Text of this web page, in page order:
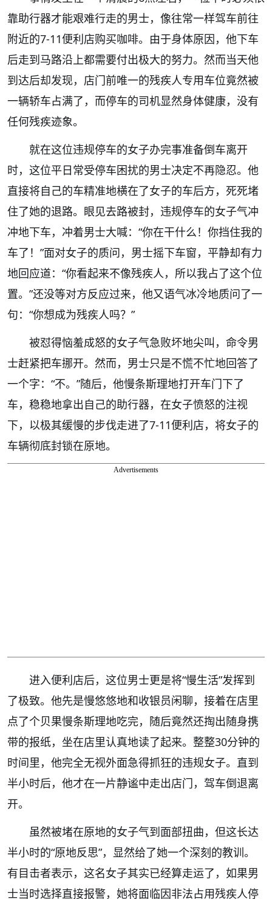
靠助行器才能艰难行走的男士，像往常一样驾车前往
附近的7-11便利店购买咖啡。由于身体原因，他下车
后走到马路沿上都需要付出极大的努力。然而当天他
到达后却发现，店门前唯一的残疾人专用车位竟然被
一辆轿车占满了，而停车的司机显然身体健康，没有
任何残疾迹象。
就在这位违规停车的女子办完事准备倒车离开
时，这位平日常受停车困扰的男士决定不再隐忍。他
直接将自己的车精准地横在了女子的车后方，死死堵
住了她的退路。眼见去路被封，违规停车的女子气冲
冲地下车，冲着男士大喊：“你在干什么！你挡住我的
车了！”面对女子的质问，男士摇下车窗，平静却有力
地回应道：“你看起来不像残疾人，所以我占了这个位
置。”还没等对方反应过来，他又语气冰冷地质问了一
句：“你想成为残疾人吗？”
被怼得恼羞成怒的女子气急败坏地尖叫，命令男
士赶紧把车挪开。然而，男士只是不慌不忙地回答了
一个字：“不。”随后，他慢条斯理地打开车门下了
车，稳稳地拿出自己的助行器，在女子愤怒的注视
下，以极其缓慢的步伐走进了7-11便利店，将女子的
车辆彻底封锁在原地。
Advertisements
进入便利店后，这位男士更是将“慢生活”发挥到
了极致。他先是慢悠悠地和收银员闲聊，接着在店里
点了个贝果慢条斯理地吃完，随后竟然还掏出随身携
带的报纸，坐在店里认真地读了起来。整整30分钟的
时间里，他完全无视外面急得抓狂的违规女子。直到
半小时后，他才在一片静谧中走出店门，驾车倒退离
开。
虽然被堵在原地的女子气到面部扭曲，但这长达
半小时的“原地反思”，显然给了她一个深刻的教训。
有目击者表示，这名女子其实已经算走运了，如果男
士当时选择直接报警，她将面临因非法占用残疾人停